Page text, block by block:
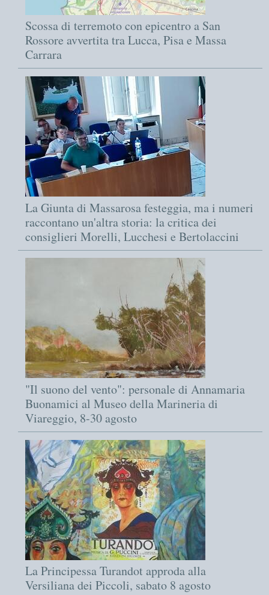
Scossa di terremoto con epicentro a San
Rossore avvertita tra Lucca, Pisa e Massa
Carrara
La Giunta di Massarosa festeggia, ma i numeri
raccontano un'altra storia: la critica dei
consiglieri Morelli, Lucchesi e Bertolaccini
"Il suono del vento": personale di Annamaria
Buonamici al Museo della Marineria di
Viareggio, 8-30 agosto
La Principessa Turandot approda alla
Versiliana dei Piccoli, sabato 8 agosto